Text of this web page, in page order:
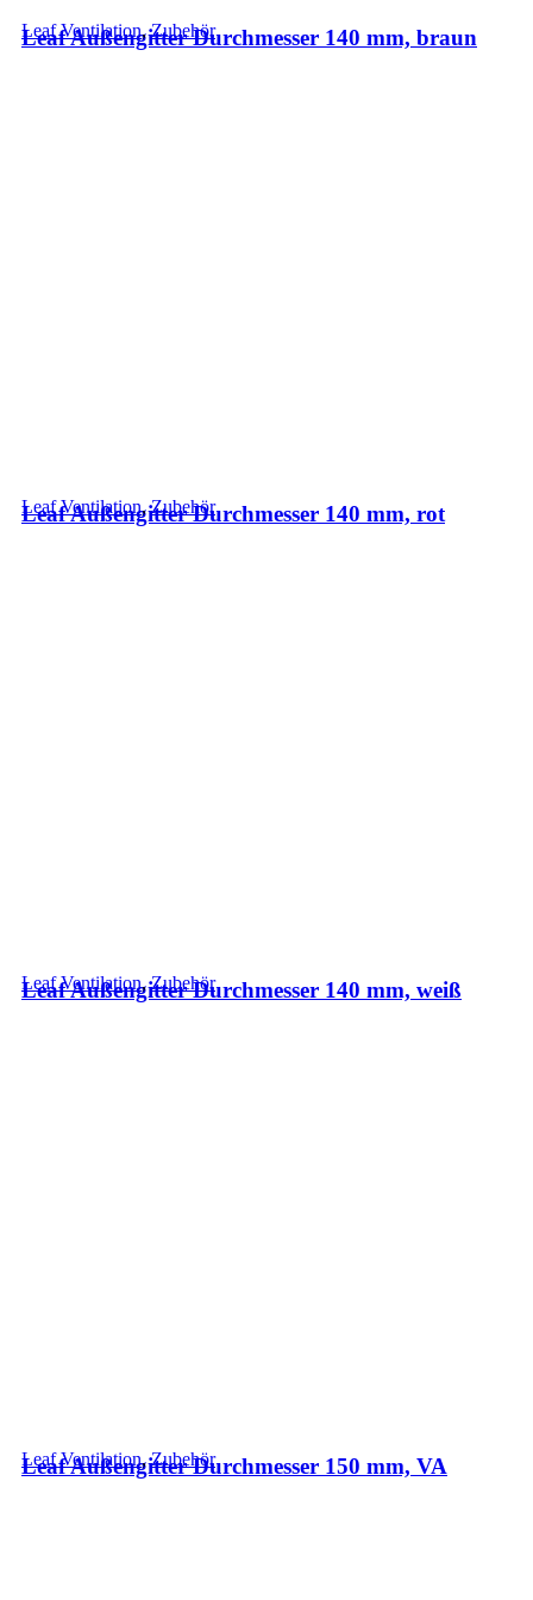
Leaf Außengitter Durchmesser 140 mm, braun
Leaf Ventilation,Zubehör
Leaf Außengitter Durchmesser 140 mm, rot
Leaf Ventilation,Zubehör
Leaf Außengitter Durchmesser 140 mm, weiß
Leaf Ventilation,Zubehör
Leaf Außengitter Durchmesser 150 mm, VA
Leaf Ventilation,Zubehör